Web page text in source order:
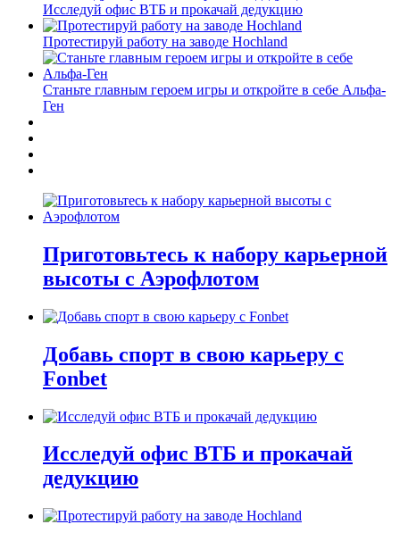
Исследуй офис ВТБ и прокачай дедукцию
Протестируй работу на заводе Hochland
Станьте главным героем игры и откройте в себе Альфа-
Ген
Приготовьтесь к набору карьерной
высоты с Аэрофлотом
Добавь спорт в свою карьеру с
Fonbet
Исследуй офис ВТБ и прокачай
дедукцию